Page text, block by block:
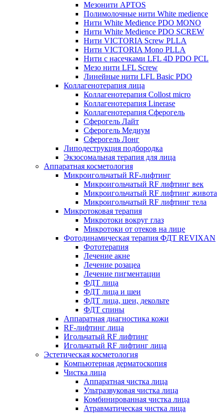
Мезонити APTOS
Полимолочные нити White medience
Нити White Medience PDO MONO
Нити White Medience PDO SCREW
Нити VICTORIA Screw PLLA
Нити VICTORIA Mono PLLA
Нити с насечками LFL 4D PDO PCL
Мезо нити LFL Screw
Линейные нити LFL Basic PDO
Коллагенотерапия лица
Коллагенотерапия Collost micro
Коллагенотерапия Linerase
Коллагенотерапия Сферогель
Сферогель Лайт
Сферогель Медиум
Сферогель Лонг
Липодеструкция подбородка
Экзосомальная терапия для лица
Аппаратная косметология
Микроигольчатый RF-лифтинг
Микроигольчатый RF лифтинг век
Микроигольчатый RF лифтинг живота
Микроигольчатый RF лифтинг тела
Микротоковая терапия
Микротоки вокруг глаз
Микротоки от отеков на лице
Фотодинамическая терапия ФДТ REVIXAN
Фототерапия
Лечение акне
Лечение розацеа
Лечение пигментации
ФДТ лица
ФДТ лица и шеи
ФДТ лица, шеи, декольте
ФДТ спины
Аппаратная диагностика кожи
RF-лифтинг лица
Игольчатый RF лифтинг
Игольчатый RF лифтинг лица
Эстетическая косметология
Компьютерная дерматоскопия
Чистка лица
Аппаратная чистка лица
Ультразвуковая чистка лица
Комбинированная чистка лица
Атравматическая чистка лица